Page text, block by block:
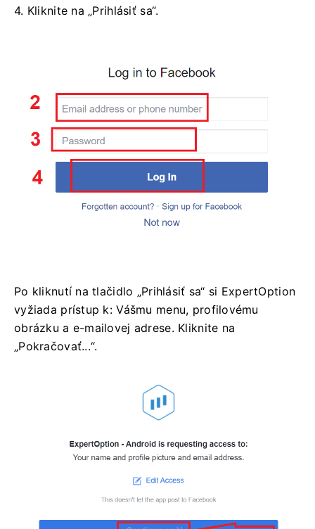
4. Kliknite na „Prihlásiť sa“.
Po kliknutí na tlačidlo „Prihlásiť sa“ si ExpertOption
vyžiada prístup k: Vášmu menu, profilovému
obrázku a e-mailovej adrese. Kliknite na
„Pokračovať...“.